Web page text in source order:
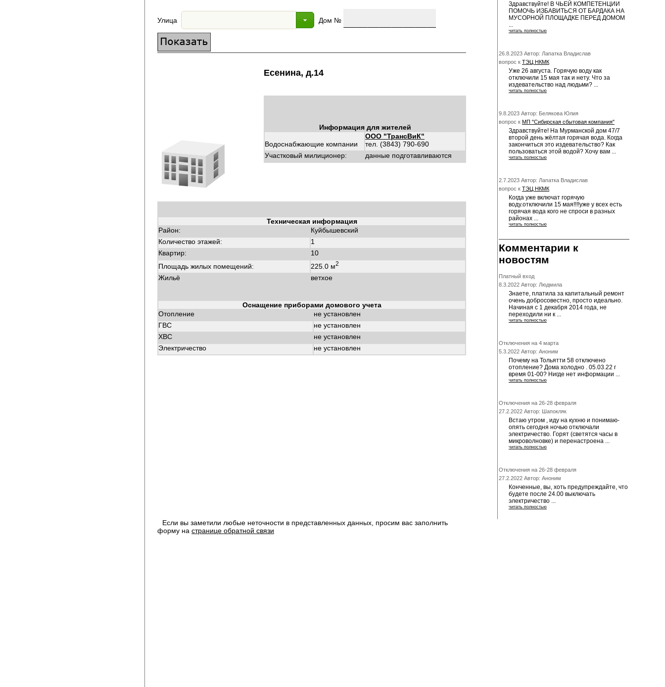
Улица Дом №
Есенина, д.14
Информация для жителей
Водоснабжающие компании
ООО "ТрансВиК"
тел. (3843) 790-690
Участковый милиционер:
данные подготавливаются
Техническая информация
Район:
Куйбышевский
Количество этажей:
1
Квартир:
10
Площадь жилых помещений:
225.0 м2
Жильё ветхое
Оснащение приборами домового учета
Отопление
не установлен
ГВС
не установлен
ХВС
не установлен
Электричество
не установлен
Если вы заметили любые неточности в представленных данных, просим вас заполнить
форму на странице обратной связи
Здравствуйте! В ЧЬЕЙ КОМПЕТЕНЦИИ
ПОМОЧЬ ИЗБАВИТЬСЯ ОТ БАРДАКА НА
МУСОРНОЙ ПЛОЩАДКЕ ПЕРЕД ДОМОМ
...
читать полностью
26.8.2023 Автор: Лапатка Владислав
вопрос к ТЭЦ НКМК
Уже 26 августа. Горячую воду как
отключили 15 мая так и нету. Что за
издевательство над людьми? ...
читать полностью
9.8.2023 Автор: Белякова Юлия
вопрос к МП "Сибирская сбытовая компания"
Здравствуйте! На Мурманской дом 47/7
второй день жёлтая горячая вода. Когда
закончиться это издевательство? Как
пользоваться этой водой? Хочу вам ...
читать полностью
2.7.2023 Автор: Лапатка Владислав
вопрос к ТЭЦ НКМК
Когда уже включат горячую
воду.отключили 15 мая!!!!уже у всех есть
горячая вода кого не спроси в разных
районах ...
читать полностью
Комментарии к
новостям
Платный вход
8.3.2022 Автор: Людмила
Знаете, платила за капитальный ремонт
очень добросовестно, просто идеально.
Начиная с 1 декабря 2014 года, не
переходили ни к ...
читать полностью
Отключения на 4 марта
5.3.2022 Автор: Аноним
Почему на Тольятти 58 отключено
отопление? Дома холодно . 05.03.22 г
время 01-00? Нигде нет информации ...
читать полностью
Отключения на 26-28 февраля
27.2.2022 Автор: Шапокляк
Встаю утром , иду на кухню и понимаю-
опять сегодня ночью отключали
электричество. Горят (светятся часы в
микроволновке) и перенастроена ...
читать полностью
Отключения на 26-28 февраля
27.2.2022 Автор: Аноним
Конченные, вы, хоть предупреждайте, что
будете после 24.00 выключать
электричество ...
читать полностью